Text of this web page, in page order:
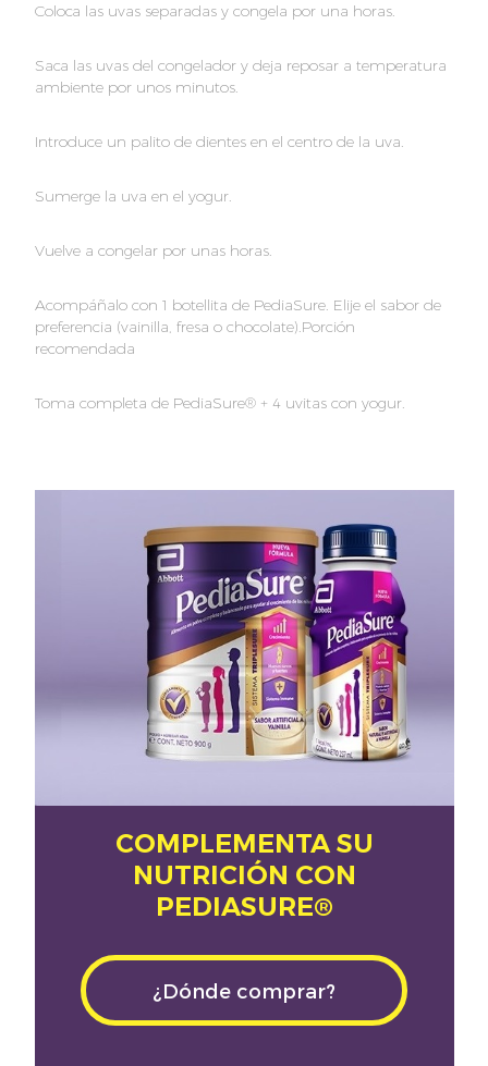
Coloca las uvas separadas y congela por una horas.
Saca las uvas del congelador y deja reposar a temperatura
ambiente por unos minutos.
Introduce un palito de dientes en el centro de la uva.
Sumerge la uva en el yogur.
Vuelve a congelar por unas horas.
Acompáñalo con 1 botellita de PediaSure. Elije el sabor de
preferencia (vainilla, fresa o chocolate).Porción
recomendada
Toma completa de PediaSure® + 4 uvitas con yogur.
COMPLEMENTA SU
NUTRICIÓN CON
PEDIASURE®
¿Dónde comprar?